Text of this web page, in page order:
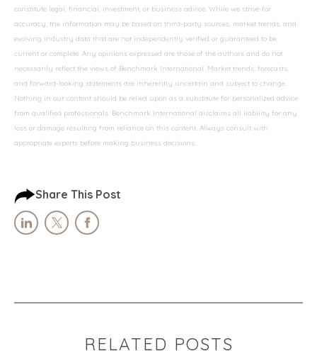
constitute legal, financial, investment, or business advice. While we strive for
accuracy, the information may be based on third-party sources, market trends, and
evolving industry data that are not independently verified or guaranteed to be
current or complete. Any opinions expressed are those of the authors and do not
necessarily reflect the views of Benchmark International. Market trends, forecasts,
and forward-looking statements are inherently uncertain and subject to change.
Nothing in our content should be relied upon as a substitute for personalized advice
from qualified professionals. Benchmark International disclaims all liability for any
loss or damage resulting from reliance on this content. Always consult with
appropriate experts before making business decisions.
Share This Post
RELATED POSTS